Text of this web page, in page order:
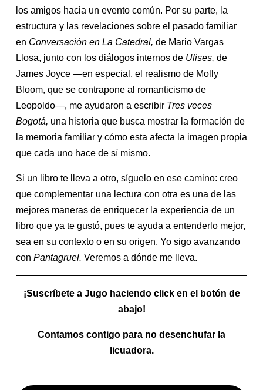
los amigos hacia un evento común. Por su parte, la
estructura y las revelaciones sobre el pasado familiar
en Conversación en La Catedral, de Mario Vargas
Llosa, junto con los diálogos internos de Ulises, de
James Joyce —en especial, el realismo de Molly
Bloom, que se contrapone al romanticismo de
Leopoldo—, me ayudaron a escribir Tres veces
Bogotá, una historia que busca mostrar la formación de
la memoria familiar y cómo esta afecta la imagen propia
que cada uno hace de sí mismo.
Si un libro te lleva a otro, síguelo en ese camino: creo
que complementar una lectura con otra es una de las
mejores maneras de enriquecer la experiencia de un
libro que ya te gustó, pues te ayuda a entenderlo mejor,
sea en su contexto o en su origen. Yo sigo avanzando
con Pantagruel. Veremos a dónde me lleva.
¡Suscríbete a Jugo haciendo click en el botón de
abajo!
Contamos contigo para no desenchufar la
licuadora.